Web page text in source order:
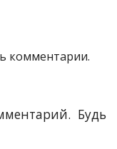
комментарии.
Будь